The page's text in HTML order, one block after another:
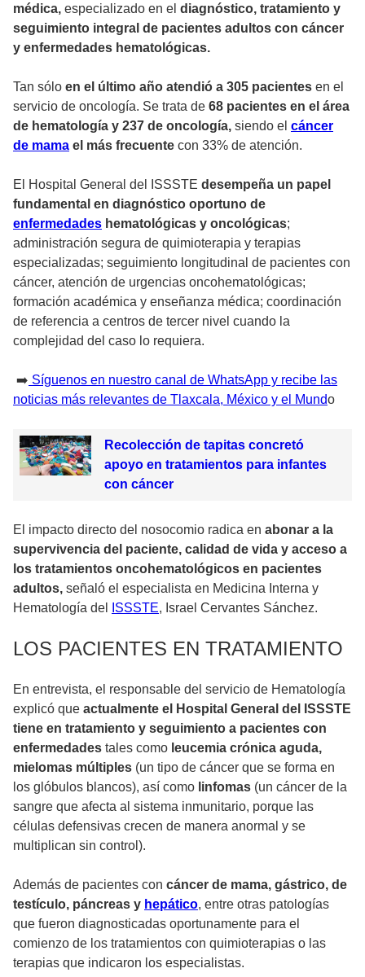
médica, especializado en el diagnóstico, tratamiento y
seguimiento integral de pacientes adultos con cáncer
y enfermedades hematológicas.
Tan sólo en el último año atendió a 305 pacientes en el
servicio de oncología. Se trata de 68 pacientes en el área
de hematología y 237 de oncología, siendo el cáncer
de mama el más frecuente con 33% de atención.
El Hospital General del ISSSTE desempeña un papel
fundamental en diagnóstico oportuno de
enfermedades hematológicas y oncológicas;
administración segura de quimioterapia y terapias
especializadas; seguimiento longitudinal de pacientes con
cáncer, atención de urgencias oncohematológicas;
formación académica y enseñanza médica; coordinación
de referencia a centros de tercer nivel cuando la
complejidad del caso lo requiera.
➡️ Síguenos en nuestro canal de WhatsApp y recibe las
noticias más relevantes de Tlaxcala, México y el Mundo
Recolección de tapitas concretó
apoyo en tratamientos para infantes
con cáncer
El impacto directo del nosocomio radica en abonar a la
supervivencia del paciente, calidad de vida y acceso a
los tratamientos oncohematológicos en pacientes
adultos, señaló el especialista en Medicina Interna y
Hematología del
ISSSTE, Israel Cervantes Sánchez.
LOS PACIENTES EN TRATAMIENTO
En entrevista, el responsable del servicio de Hematología
explicó que actualmente el Hospital General del ISSSTE
tiene en tratamiento y seguimiento a pacientes con
enfermedades tales como leucemia crónica aguda,
mielomas múltiples (un tipo de cáncer que se forma en
los glóbulos blancos), así como linfomas (un cáncer de la
sangre que afecta al sistema inmunitario, porque las
células defensivas crecen de manera anormal y se
multiplican sin control).
Además de pacientes con cáncer de mama, gástrico, de
testículo, páncreas y hepático, entre otras patologías
que fueron diagnosticadas oportunamente para el
comienzo de los tratamientos con quimioterapias o las
terapias que indicaron los especialistas.